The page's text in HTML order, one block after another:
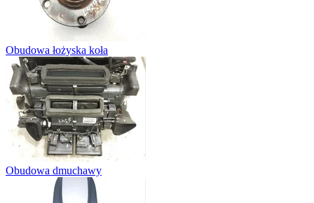
Obudowa łożyska koła
Obudowa dmuchawy